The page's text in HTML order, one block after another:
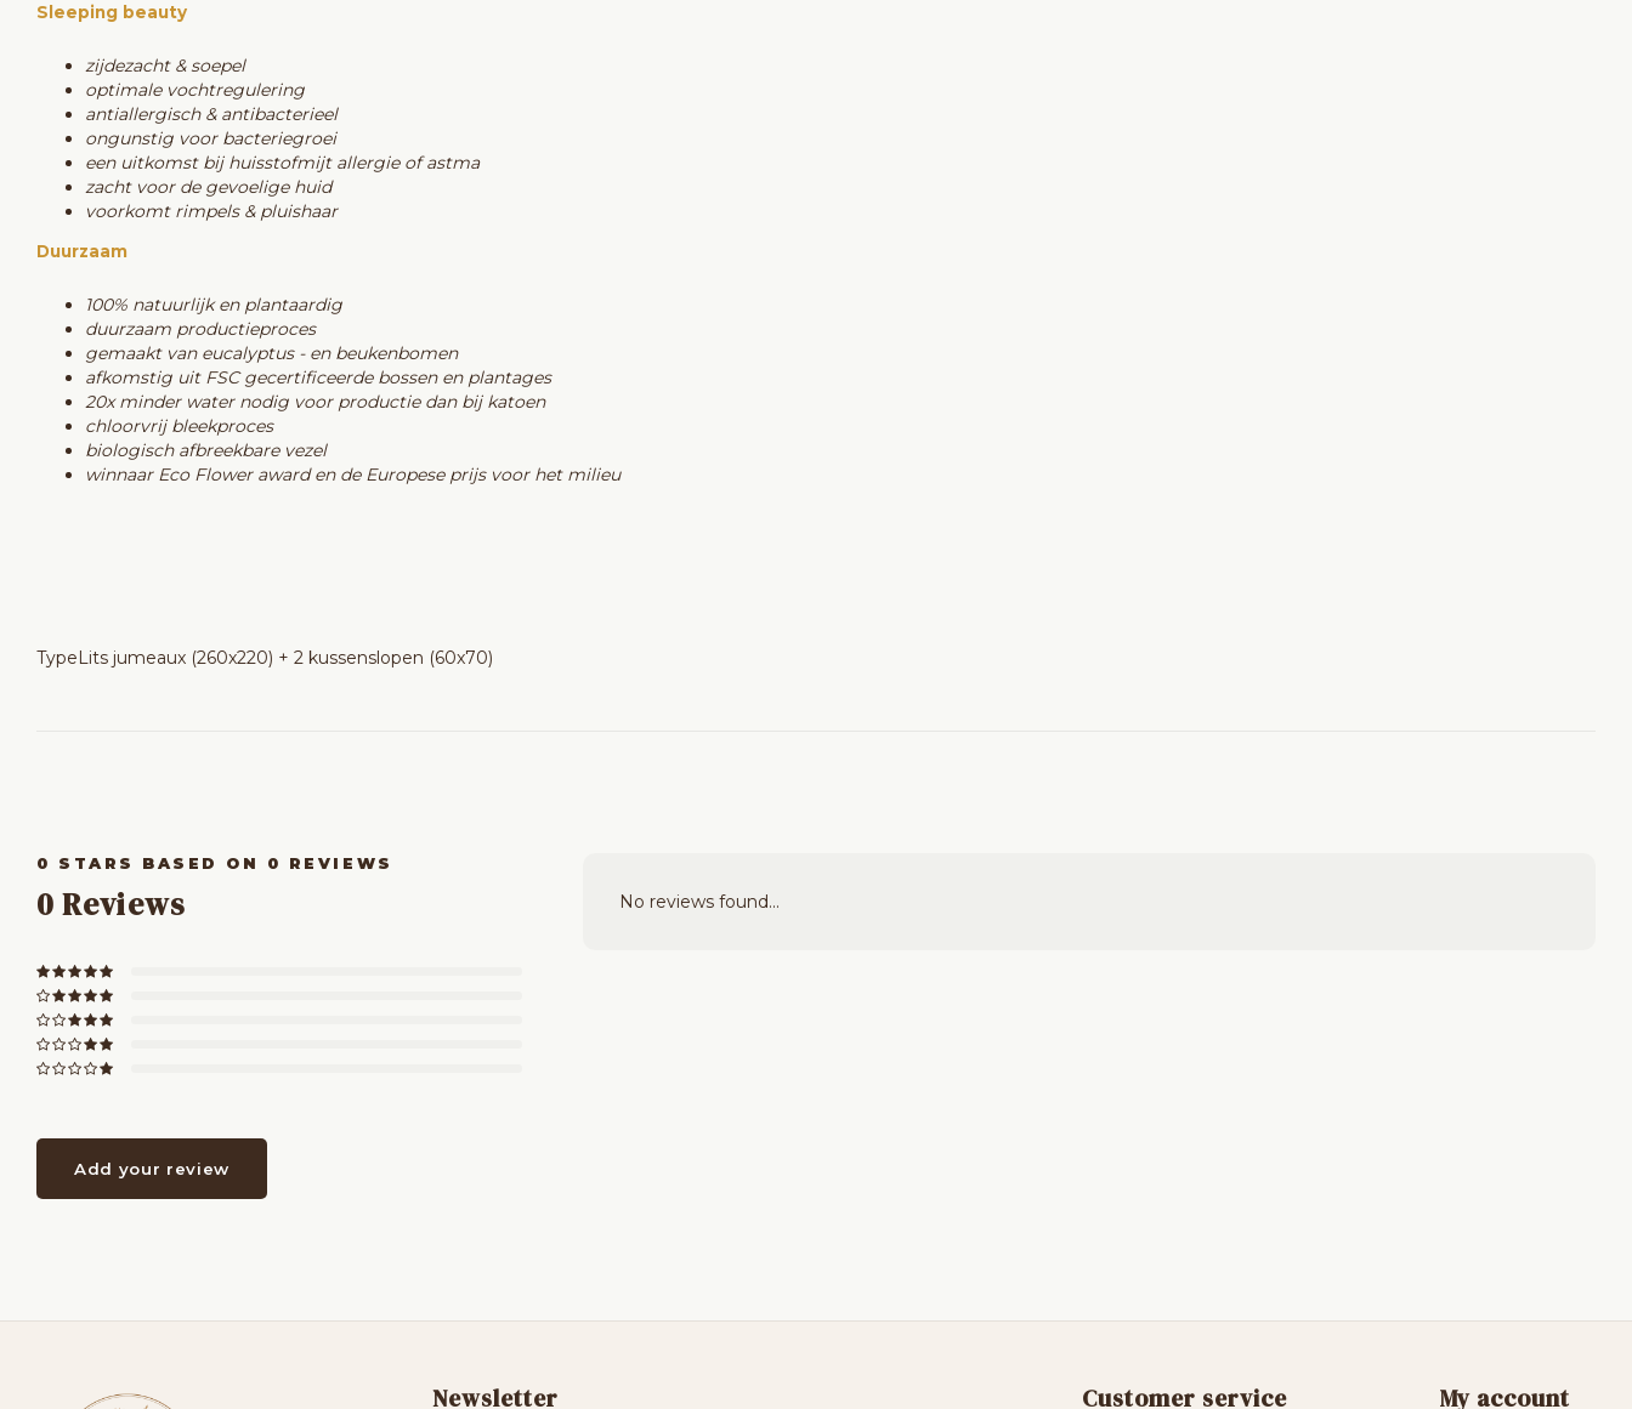
Sleeping beauty
zijdezacht & soepel
optimale vochtregulering
antiallergisch & antibacterieel
ongunstig voor bacteriegroei
een uitkomst bij huisstofmijt allergie of astma
zacht voor de gevoelige huid
voorkomt rimpels & pluishaar
Duurzaam
100% natuurlijk en plantaardig
duurzaam productieproces
gemaakt van eucalyptus - en beukenbomen
afkomstig uit FSC gecertificeerde bossen en plantages
20x minder water nodig voor productie dan bij katoen
chloorvrij bleekproces
biologisch afbreekbare vezel
winnaar Eco Flower award en de Europese prijs voor het milieu
TypeLits jumeaux (260x220) + 2 kussenslopen (60x70)
0 STARS BASED ON 0 REVIEWS
0 Reviews
Add your review
No reviews found...
Newsletter Customer service My account